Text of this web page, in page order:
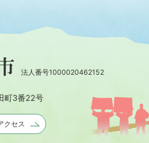
法人番号1000020462152
町3番22号
クセス